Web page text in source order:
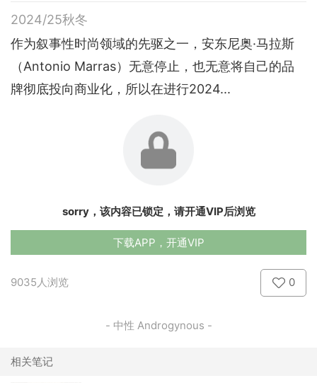
2024/25秋冬
作为叙事性时尚领域的先驱之一，安东尼奥·马拉斯
（Antonio Marras）无意停止，也无意将自己的品
牌彻底投向商业化，所以在进行2024...
sorry，该内容已锁定，请开通VIP后浏览
下载APP，开通VIP
9035人浏览 0
- 中性 Androgynous -
相关笔记